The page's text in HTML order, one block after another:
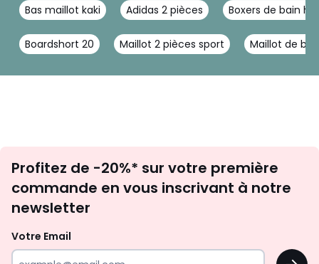
Bas maillot kaki Adidas 2 pièces Boxers de bain
Boardshort 20 Maillot 2 pièces sport Maillot de
newsletter
Profitez de -20%* sur votre première
commande en vous inscrivant à notre
newsletter
Votre Email
OK